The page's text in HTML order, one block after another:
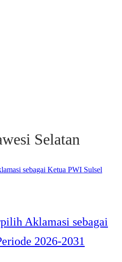
Selatan
Aklamasi sebagai
2026-2031